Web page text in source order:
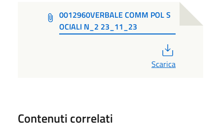
0012960VERBALE COMM POL S
OCIALI N_2 23_11_23
Scarica
Contenuti correlati